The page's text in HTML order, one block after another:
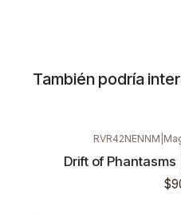
También podría
RVR42NENNM
Drift of Phantasms